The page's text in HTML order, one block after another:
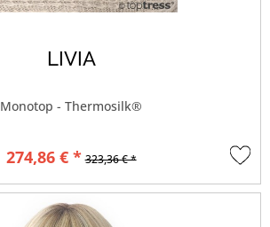
LIVIA
Monotop - Thermosilk®
274,86 € * 323,36 € *